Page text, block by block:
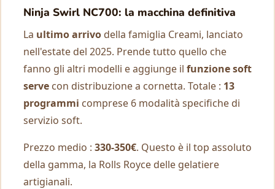
Ninja Swirl NC700: la macchina definitiva
La ultimo arrivo della famiglia Creami, lanciato
nell'estate del 2025. Prende tutto quello che
fanno gli altri modelli e aggiunge il funzione soft
serve con distribuzione a cornetta. Totale : 13
programmi comprese 6 modalità specifiche di
servizio soft.
Prezzo medio : 330-350€. Questo è il top assoluto
della gamma, la Rolls Royce delle gelatiere
artigianali.